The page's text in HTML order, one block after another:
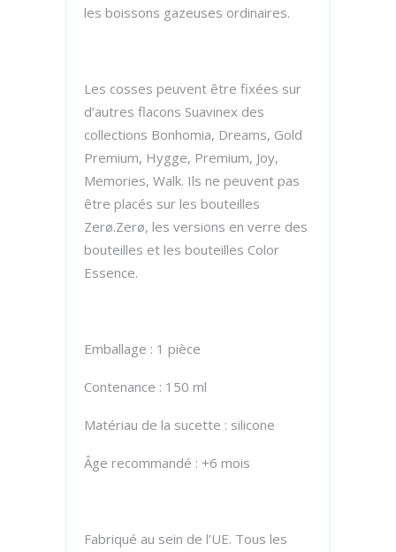
les boissons gazeuses ordinaires.
Les cosses peuvent être fixées sur
d’autres flacons Suavinex des
collections Bonhomia, Dreams, Gold
Premium, Hygge, Premium, Joy,
Memories, Walk. Ils ne peuvent pas
être placés sur les bouteilles
Zerø.Zerø, les versions en verre des
bouteilles et les bouteilles Color
Essence.
Emballage : 1 pièce
Contenance : 150 ml
Matériau de la sucette : silicone
Âge recommandé : +6 mois
Fabriqué au sein de l’UE. Tous les